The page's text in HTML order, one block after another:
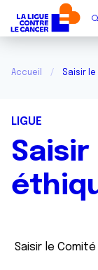
Accueil Saisir
LIGUE
Saisir le